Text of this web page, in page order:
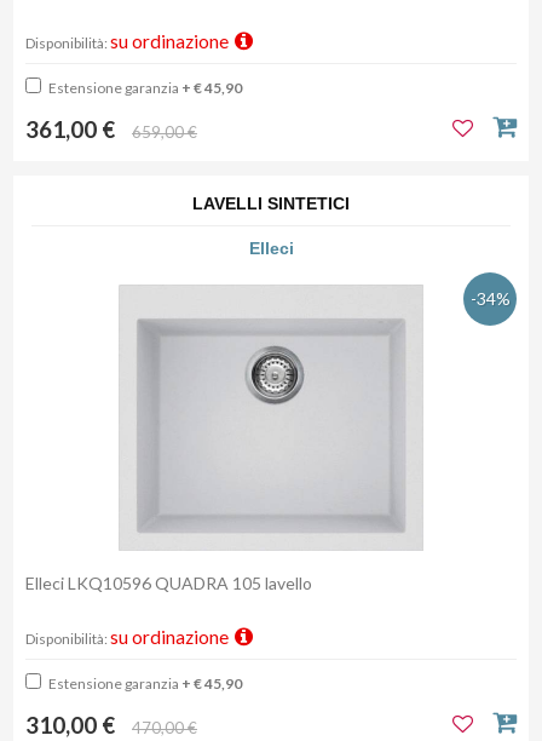
Disponibilità: su ordinazione
Estensione garanzia + € 45,90
361,00 € 659,00 €
LAVELLI SINTETICI
Elleci
-34%
Elleci LKQ10596 QUADRA 105 lavello
Disponibilità: su ordinazione
Estensione garanzia + € 45,90
310,00 € 470,00 €